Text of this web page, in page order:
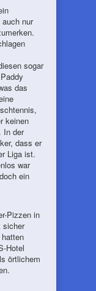
nur
sogar
das
keinen
In der
dass er
Liga ist.
war
ein
Pizzen in
sicher
Hotel
örtlichem